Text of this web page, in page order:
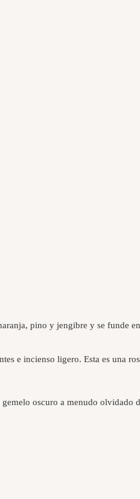
pino y jengibre y se funde
e incienso ligero. Esta es una
oscuro a menudo olvidado